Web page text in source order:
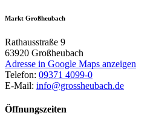
Markt Großheubach
Rathausstraße 9
63920 Großheubach
Adresse in Google Maps anzeigen
Telefon: 09371 4099-0
E-Mail: info@grossheubach.de
Öffnungszeiten